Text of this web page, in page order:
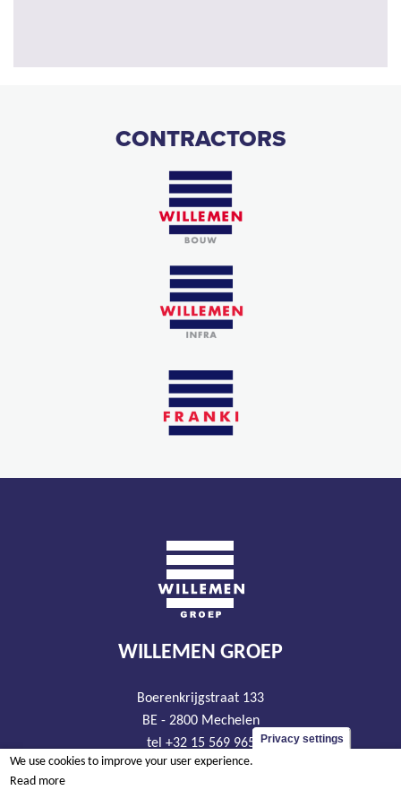
CONTRACTORS
WILLEMEN GROEP
Boerenkrijgstraat 133
BE - 2800 Mechelen
tel +32 15 569 965
groep@willemen.be
Privacy settings
We use cookies to improve your user experience.
Read more